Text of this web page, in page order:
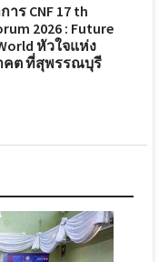
ร CNF 17 th
2026 : Future
หัวใจแห่ง
คต ที่สุพรรณบุรี